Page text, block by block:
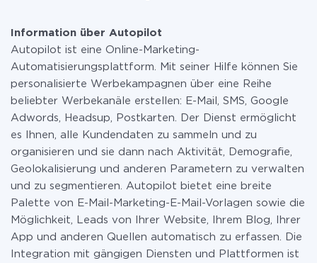
Information über Autopilot
Autopilot ist eine Online-Marketing-
Automatisierungsplattform. Mit seiner Hilfe können Sie
personalisierte Werbekampagnen über eine Reihe
beliebter Werbekanäle erstellen: E-Mail, SMS, Google
Adwords, Headsup, Postkarten. Der Dienst ermöglicht
es Ihnen, alle Kundendaten zu sammeln und zu
organisieren und sie dann nach Aktivität, Demografie,
Geolokalisierung und anderen Parametern zu verwalten
und zu segmentieren. Autopilot bietet eine breite
Palette von E-Mail-Marketing-E-Mail-Vorlagen sowie die
Möglichkeit, Leads von Ihrer Website, Ihrem Blog, Ihrer
App und anderen Quellen automatisch zu erfassen. Die
Integration mit gängigen Diensten und Plattformen ist